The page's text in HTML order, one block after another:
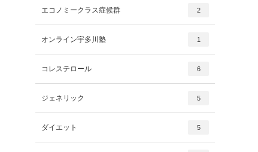
エコノミークラス症候群 2
オンライン宇多川塾 1
コレステロール 6
ジェネリック 5
ダイエット 5